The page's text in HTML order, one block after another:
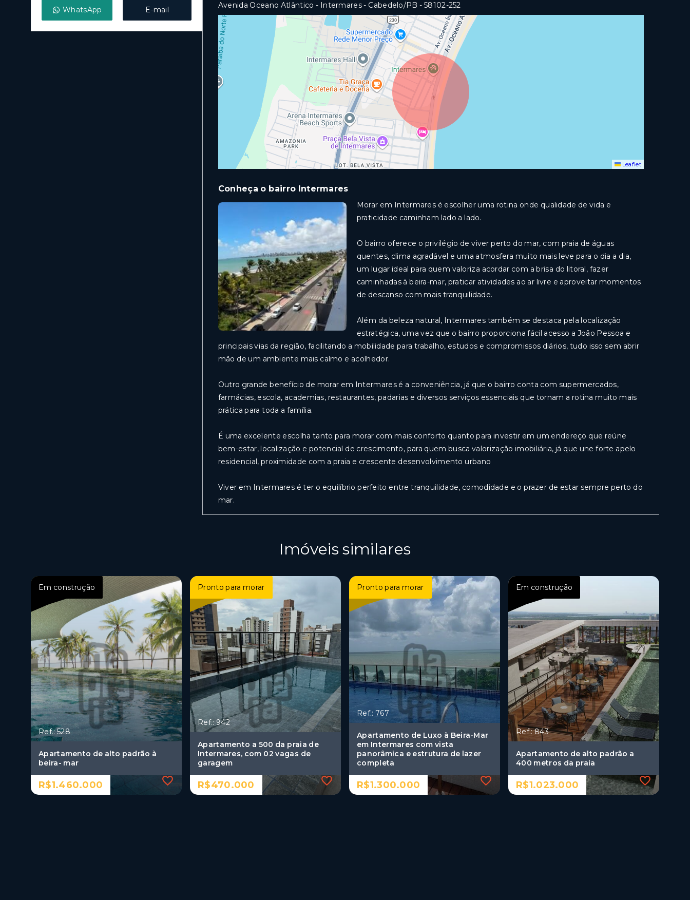
Avenida Oceano Atlântico - Intermares - Cabedelo/PB - 58102-252
Leaflet
Conheça o bairro Intermares
Morar em Intermares é escolher uma rotina onde qualidade de vida e
praticidade caminham lado a lado.
O bairro oferece o privilégio de viver perto do mar, com praia de águas
quentes, clima agradável e uma atmosfera muito mais leve para o dia a dia,
um lugar ideal para quem valoriza acordar com a brisa do litoral, fazer
caminhadas à beira-mar, praticar atividades ao ar livre e aproveitar momentos
de descanso com mais tranquilidade.
Além da beleza natural, Intermares também se destaca pela localização
estratégica, uma vez que o bairro proporciona fácil acesso a João Pessoa e
principais vias da região, facilitando a mobilidade para trabalho, estudos e compromissos diários, tudo isso sem abrir
mão de um ambiente mais calmo e acolhedor.
Outro grande benefício de morar em Intermares é a conveniência, já que o bairro conta com supermercados,
farmácias, escola, academias, restaurantes, padarias e diversos serviços essenciais que tornam a rotina muito mais
prática para toda a família.
É uma excelente escolha tanto para morar com mais conforto quanto para investir em um endereço que reúne
bem-estar, localização e potencial de crescimento, para quem busca valorização imobiliária, já que une forte apelo
residencial, proximidade com a praia e crescente desenvolvimento urbano
Viver em Intermares é ter o equilíbrio perfeito entre tranquilidade, comodidade e o prazer de estar sempre perto do
mar.
WhatsApp E-mail
Imóveis similares
Em construção
Ref.: 528
Apartamento de alto padrão à
beira- mar
R$1.460.000
Pronto para morar
Ref.: 942
Apartamento a 500 da praia de
Intermares, com 02 vagas de
garagem
R$470.000
Pronto para morar
Ref.: 767
Apartamento de Luxo à Beira-Mar
em Intermares com vista
panorâmica e estrutura de lazer
completa
R$1.300.000
Em construção
Ref.: 843
Apartamento de alto padrão a
400 metros da praia
R$1.023.000